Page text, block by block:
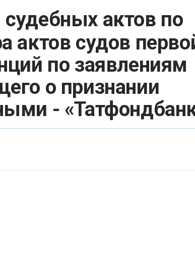
актов по
актов судов
по заявлениям
о признании
-